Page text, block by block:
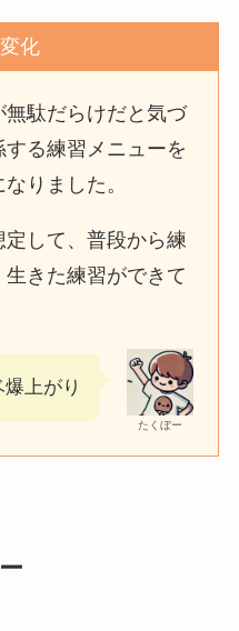
化
駄だらけだと気づ
る練習メニューを
りました。
して、普段から練
きた練習ができて
たくぼー
上がり